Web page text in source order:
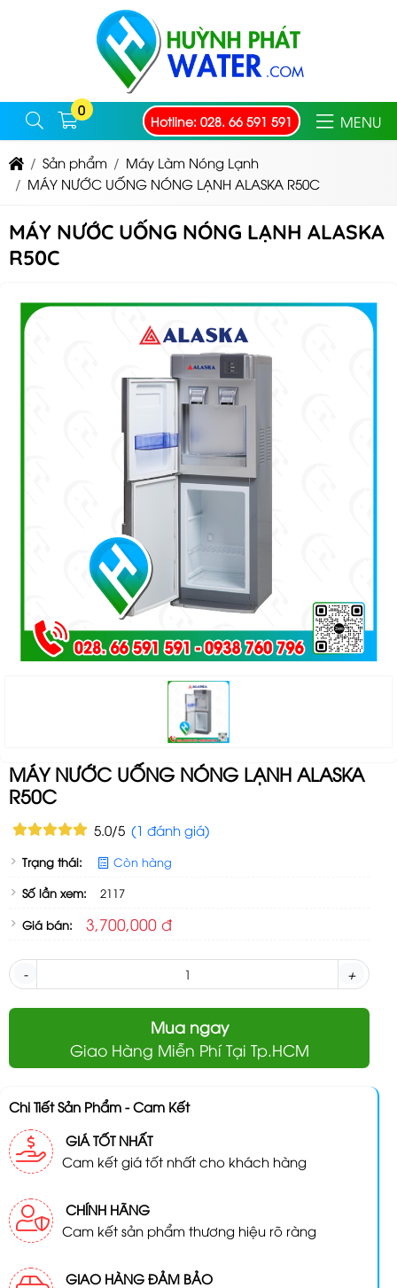
0
Hotline: 028. 66 591 591 MENU
Sản phẩm
Máy Làm Nóng Lạnh
MÁY NƯỚC UỐNG NÓNG LẠNH ALASKA R50C
MÁY NƯỚC UỐNG NÓNG LẠNH ALASKA
R50C
MÁY NƯỚC UỐNG NÓNG LẠNH ALASKA
R50C
5.0/5 (1 đánh giá)
Trạng thái:
Còn hàng
Số lần xem:
2117
Giá bán:
3,700,000 đ
- +
Mua ngay
Giao Hàng Miễn Phí Tại Tp.HCM
Chi Tiết Sản Phẩm - Cam Kết
GIÁ TỐT NHẤT
Cam kết giá tốt nhất cho khách hàng
CHÍNH HÃNG
Cam kết sản phẩm thương hiệu rõ ràng
GIAO HÀNG ĐẢM BẢO